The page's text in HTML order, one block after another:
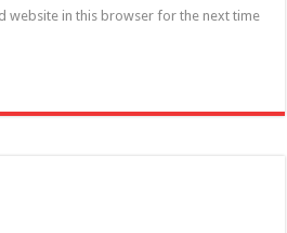
website in this browser for the next time